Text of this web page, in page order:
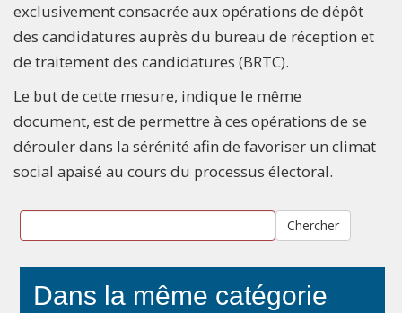
exclusivement consacrée aux opérations de dépôt
des candidatures auprès du bureau de réception et
de traitement des candidatures (BRTC).
Le but de cette mesure, indique le même
document, est de permettre à ces opérations de se
dérouler dans la sérénité afin de favoriser un climat
social apaisé au cours du processus électoral.
Chercher
Dans la même catégorie